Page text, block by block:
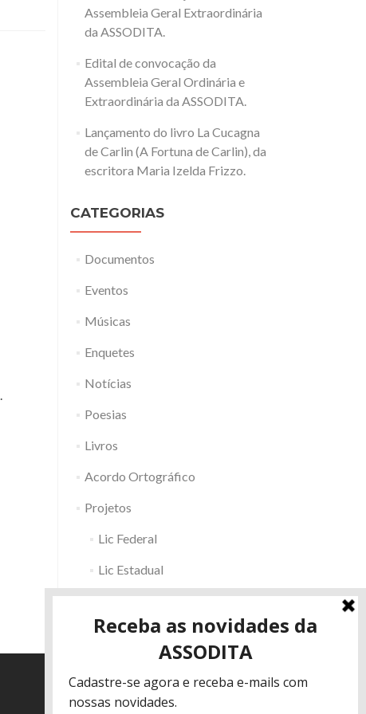
.
Assembleia Geral Extraordinária
da ASSODITA.
Edital de convocação da
Assembleia Geral Ordinária e
Extraordinária da ASSODITA.
Lançamento do livro La Cucagna
de Carlin (A Fortuna de Carlin), da
escritora Maria Izelda Frizzo.
CATEGORIAS
Documentos
Eventos
Músicas
Enquetes
Notícias
Poesias
Livros
Acordo Ortográfico
Projetos
Lic Federal
Lic Estadual
Fac RS
Outros